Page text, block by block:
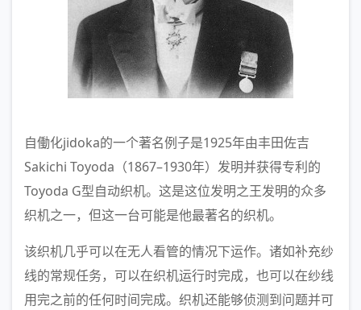
自働化jidoka的一个著名例子是1925年由丰田佐吉
Sakichi Toyoda（1867–1930年）发明并获得专利的
Toyoda G型自动织机。这是这位发明之王发明的众多
织机之一，但这一台可能是他最著名的织机。
该织机几乎可以在无人看管的情况下运作。诸如补充纱
线的常规任务，可以在织机运行时完成，也可以在纱线
用完之前的任何时间完成。织机还能够侦测到问题并可